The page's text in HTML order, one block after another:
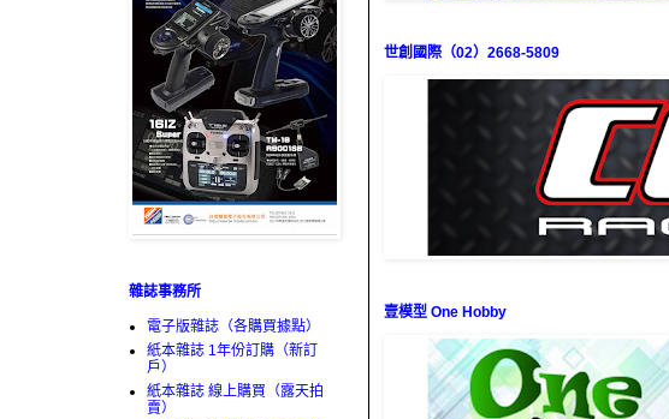
世創國際（02）2668-5809
壹模型 One Hobby
雜誌事務所
電子版雜誌（各購買據點）
紙本雜誌 1年份訂購（新訂
戶）
紙本雜誌 線上購買（露天拍
賣）